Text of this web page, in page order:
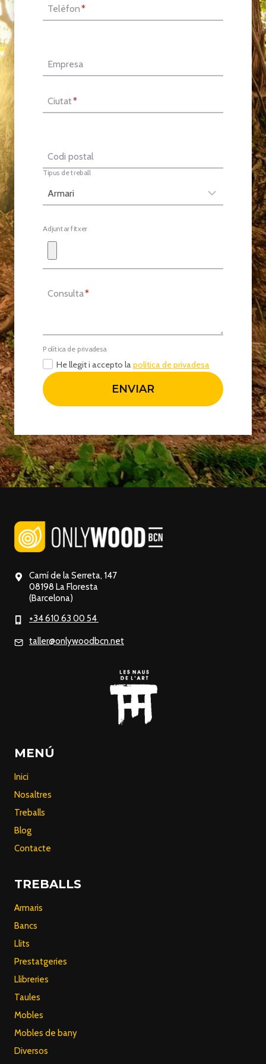
Telèfon*
Empresa
Ciutat*
Codi postal
Tipus de treball
Adjuntar fitxer
Consulta*
Política de privadesa
He llegit i accepto lapolítica de privadesa
ENVIAR
Camí de la Serreta, 147
08198 La Floresta
(Barcelona)
+34 610 63 00 54
taller@onlywoodbcn.net
MENÚ
Inici
Nosaltres
Treballs
Blog
Contacte
TREBALLS
Armaris
Bancs
Llits
Prestatgeries
Llibreries
Taules
Mobles
Mobles de bany
Diversos